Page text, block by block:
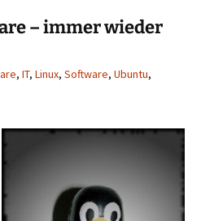
– immer wieder
, IT, Linux, Software, Ubuntu,